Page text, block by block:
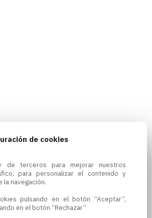
de cookies
de terceros para mejorar nuestros
para personalizar el contenido y
la navegación.
pulsando en el botón “Aceptar”,
en el botón “Rechazar”